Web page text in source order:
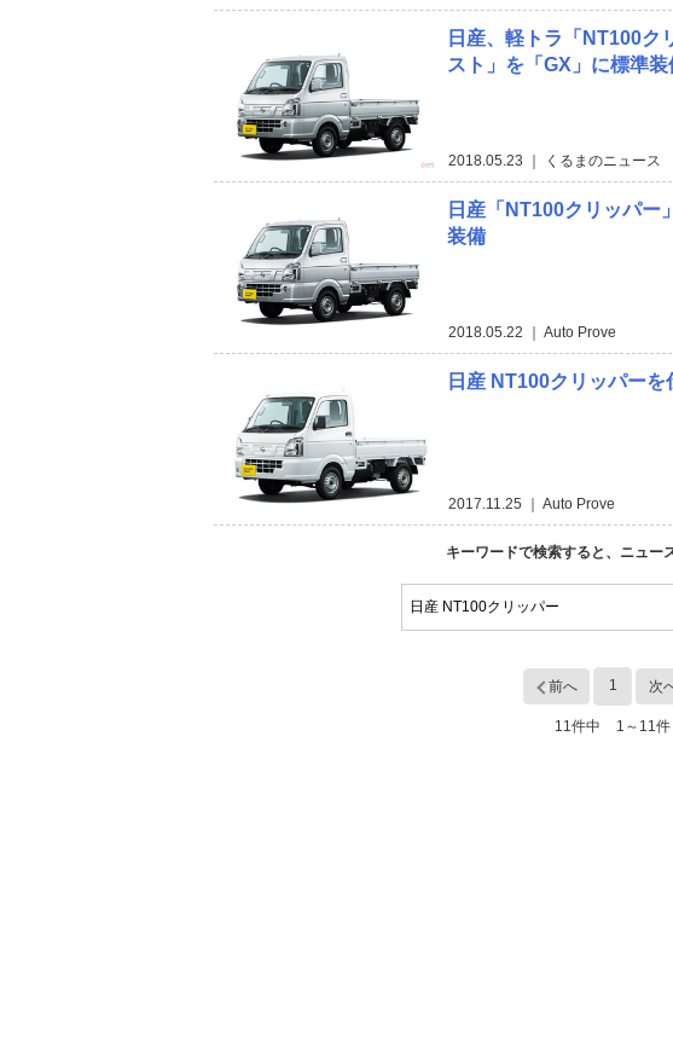
日産、軽トラ「NT100ク
スト」を「GX」に標準装
2018.05.23 ｜ くるまのニュース
日産「NT100クリッパー
装備
2018.05.22 ｜ Auto Prove
日産 NT100クリッパーを
2017.11.25 ｜ Auto Prove
キーワードで検索すると、ニュー
前へ 1 次
11件中 1～11件